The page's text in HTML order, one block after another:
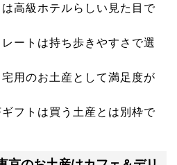
高級ホテルらしい見た目で
ートは持ち歩きやすさで選
用のお土産として満足度が
フトは買う土産とは別枠で